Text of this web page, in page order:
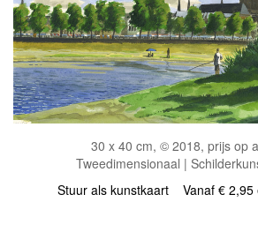
30 x 40 cm, © 2018, prijs op
Tweedimensionaal |
Stuur als kunstkaart Vanaf € 2,95